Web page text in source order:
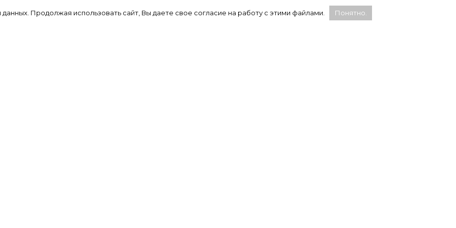
информации.
Статистика:
Продолжая использовать сайт, Вы даете свое согласие на работу с этими файлами. Понятно.